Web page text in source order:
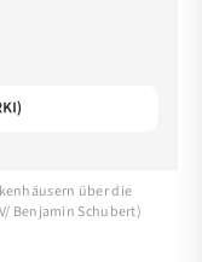
über die
Benjamin Schubert)